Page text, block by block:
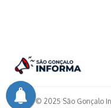
© 2025 São Gonçalo